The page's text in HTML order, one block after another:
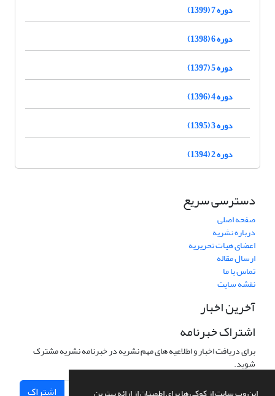
دوره 7 (1399)
دوره 6 (1398)
دوره 5 (1397)
دوره 4 (1396)
دوره 3 (1395)
دوره 2 (1394)
دسترسی سریع
صفحه اصلی
درباره نشریه
اعضای هیات تحریریه
ارسال مقاله
تماس با ما
نقشه سایت
آخرین اخبار
اشتراک خبرنامه
برای دریافت اخبار و اطلاعیه های مهم نشریه در خبرنامه نشریه مشترک
شوید.
اشتراک